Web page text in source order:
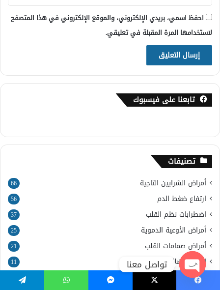
احفظ اسمي، بريدي الإلكتروني، والموقع الإلكتروني في هذا المتصفح
لاستخدامها المرة المقبلة في تعليقي.
تابعنا على فيسبوك
تصنيفات
أمراض الشرايين التاجية 66
ارتفاع ضغط الدم 56
اضطرابات نظم القلب 37
أمراض الأوعية الدموية 25
أمراض صمامات القلب 21
اعتلال عضلة القلب 11
أعراض مرض القلب
تواصل معنا